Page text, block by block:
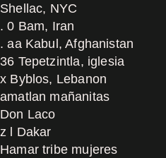
Shellac, NYC
. 0 Bam, Iran
. aa Kabul, Afghanistan
36 Tepetzintla, iglesia
x Byblos, Lebanon
amatlan mañanitas
Don Laco
z l Dakar
Hamar tribe mujeres